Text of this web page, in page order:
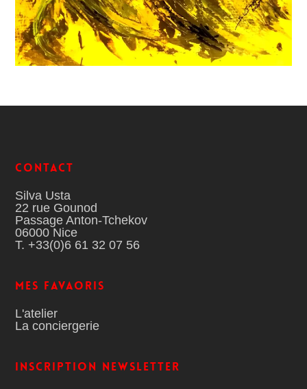
Contact
Silva Usta
22 rue Gounod
Passage Anton-Tchekov
06000 Nice
T. +33(0)6 61 32 07 56
MES FAVAORIS
L'atelier
La conciergerie
Inscription Newsletter